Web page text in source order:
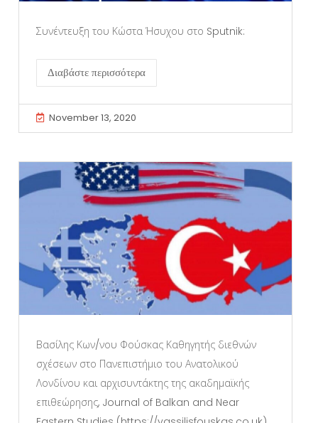
Συνέντευξη του Κώστα Ήσυχου στο Sputnik:
Διαβάστε περισσότερα
November 13, 2020
Βασίλης Κων/νου Φούσκας Καθηγητής διεθνών
σχέσεων στο Πανεπιστήμιο του Ανατολικού
Λονδίνου και αρχισυντάκτης της ακαδημαϊκής
επιθεώρησης, Journal of Balkan and Near